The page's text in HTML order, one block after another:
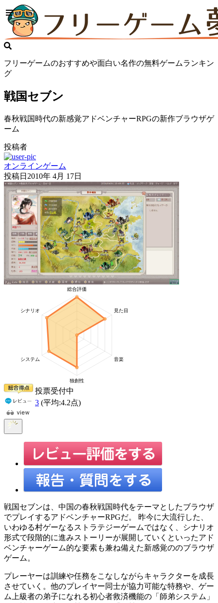
フリーゲームのおすすめや面白い名作の無料ゲームランキン
グ
戦国セブン
春秋戦国時代の新感覚アドベンチャーRPGの新作ブラウザゲ
ーム
投稿者
オンラインゲーム
投稿日 2010年 4月 17日
投票受付中
3 (平均:4.2点)
戦国セブンは、中国の春秋戦国時代をテーマとしたブラウザ
でプレイするアドベンチャーRPGだ。 昨今に大流行した、
いわゆる村ゲーなるストラテジーゲームではなく、シナリオ
形式で段階的に進みストーリーが展開していくといったアド
ベンチャーゲーム的な要素も兼ね備えた新感覚ののブラウザ
ゲーム。
プレーヤーは訓練や任務をこなしながらキャラクターを成長
させていく。他のプレイヤー同士が協力可能な特務や、ゲー
ム上級者の弟子になれる初心者救済機能の「師弟システム」